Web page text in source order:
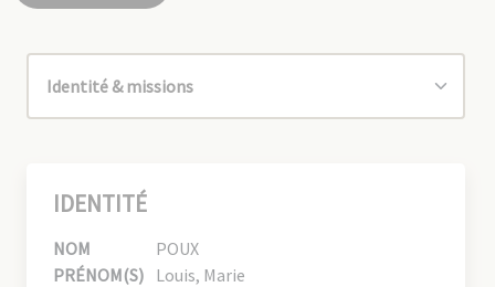
IDENTITÉ
NOM
POUX
PRÉNOM(S) Louis, Marie